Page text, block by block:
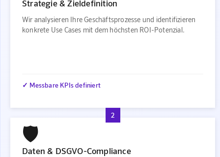
Strategie & Zieldefinition
Wir analysieren Ihre Geschäftsprozesse und identifizieren
konkrete Use Cases mit dem höchsten ROI-Potenzial.
✓ Messbare KPIs definiert
2
🛡️
Daten & DSGVO-Compliance